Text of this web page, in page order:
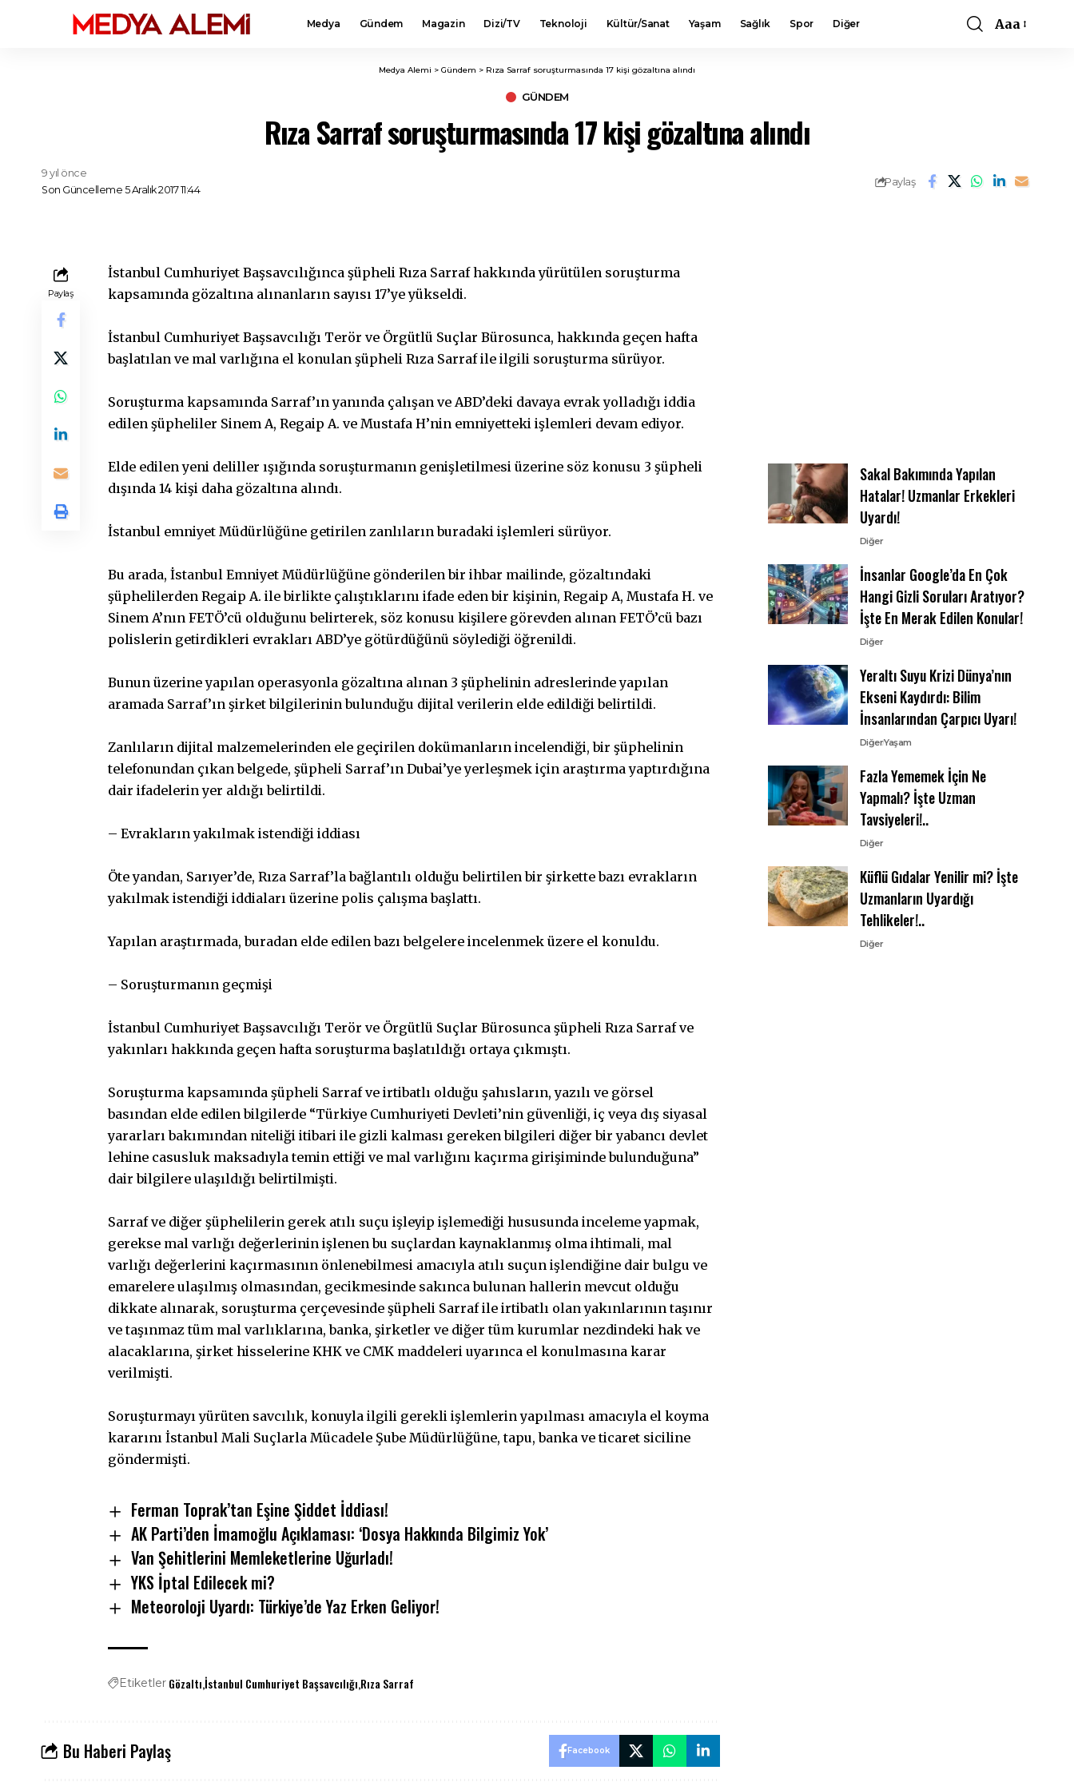
Medya Gündem Magazin Dizi/TV Teknoloji Kültür/Sanat Yaşam Sağlık Spor Diğer
Font
Aaa
Medya Alemi > Gündem > Rıza Sarraf soruşturmasında 17 kişi gözaltına alındı
GÜNDEM
Rıza Sarraf soruşturmasında 17 kişi gözaltına alındı
Son Güncelleme 5 Aralık 2017 11:44
9 yıl önce
Paylaş
Paylaş
İstanbul Cumhuriyet Başsavcılığınca şüpheli Rıza Sarraf hakkında yürütülen soruşturma
kapsamında gözaltına alınanların sayısı 17’ye yükseldi.
İstanbul Cumhuriyet Başsavcılığı Terör ve Örgütlü Suçlar Bürosunca, hakkında geçen hafta
başlatılan ve mal varlığına el konulan şüpheli Rıza Sarraf ile ilgili soruşturma sürüyor.
Soruşturma kapsamında Sarraf’ın yanında çalışan ve ABD’deki davaya evrak yolladığı iddia
edilen şüpheliler Sinem A, Regaip A. ve Mustafa H’nin emniyetteki işlemleri devam ediyor.
Elde edilen yeni deliller ışığında soruşturmanın genişletilmesi üzerine söz konusu 3 şüpheli
dışında 14 kişi daha gözaltına alındı.
İstanbul emniyet Müdürlüğüne getirilen zanlıların buradaki işlemleri sürüyor.
Bu arada, İstanbul Emniyet Müdürlüğüne gönderilen bir ihbar mailinde, gözaltındaki
şüphelilerden Regaip A. ile birlikte çalıştıklarını ifade eden bir kişinin, Regaip A, Mustafa H. ve
Sinem A’nın FETÖ’cü olduğunu belirterek, söz konusu kişilere görevden alınan FETÖ’cü bazı
polislerin getirdikleri evrakları ABD’ye götürdüğünü söylediği öğrenildi.
Bunun üzerine yapılan operasyonla gözaltına alınan 3 şüphelinin adreslerinde yapılan
aramada Sarraf’ın şirket bilgilerinin bulunduğu dijital verilerin elde edildiği belirtildi.
Zanlıların dijital malzemelerinden ele geçirilen dokümanların incelendiği, bir şüphelinin
telefonundan çıkan belgede, şüpheli Sarraf’ın Dubai’ye yerleşmek için araştırma yaptırdığına
dair ifadelerin yer aldığı belirtildi.
– Evrakların yakılmak istendiği iddiası
Öte yandan, Sarıyer’de, Rıza Sarraf’la bağlantılı olduğu belirtilen bir şirkette bazı evrakların
yakılmak istendiği iddiaları üzerine polis çalışma başlattı.
Yapılan araştırmada, buradan elde edilen bazı belgelere incelenmek üzere el konuldu.
– Soruşturmanın geçmişi
İstanbul Cumhuriyet Başsavcılığı Terör ve Örgütlü Suçlar Bürosunca şüpheli Rıza Sarraf ve
yakınları hakkında geçen hafta soruşturma başlatıldığı ortaya çıkmıştı.
Soruşturma kapsamında şüpheli Sarraf ve irtibatlı olduğu şahısların, yazılı ve görsel
basından elde edilen bilgilerde “Türkiye Cumhuriyeti Devleti’nin güvenliği, iç veya dış siyasal
yararları bakımından niteliği itibari ile gizli kalması gereken bilgileri diğer bir yabancı devlet
lehine casusluk maksadıyla temin ettiği ve mal varlığını kaçırma girişiminde bulunduğuna”
dair bilgilere ulaşıldığı belirtilmişti.
Sarraf ve diğer şüphelilerin gerek atılı suçu işleyip işlemediği hususunda inceleme yapmak,
gerekse mal varlığı değerlerinin işlenen bu suçlardan kaynaklanmış olma ihtimali, mal
varlığı değerlerini kaçırmasının önlenebilmesi amacıyla atılı suçun işlendiğine dair bulgu ve
emarelere ulaşılmış olmasından, gecikmesinde sakınca bulunan hallerin mevcut olduğu
dikkate alınarak, soruşturma çerçevesinde şüpheli Sarraf ile irtibatlı olan yakınlarının taşınır
ve taşınmaz tüm mal varlıklarına, banka, şirketler ve diğer tüm kurumlar nezdindeki hak ve
alacaklarına, şirket hisselerine KHK ve CMK maddeleri uyarınca el konulmasına karar
verilmişti.
Soruşturmayı yürüten savcılık, konuyla ilgili gerekli işlemlerin yapılması amacıyla el koyma
kararını İstanbul Mali Suçlarla Mücadele Şube Müdürlüğüne, tapu, banka ve ticaret siciline
göndermişti.
Ferman Toprak’tan Eşine Şiddet İddiası!
AK Parti’den İmamoğlu Açıklaması: ‘Dosya Hakkında Bilgimiz Yok’
Van Şehitlerini Memleketlerine Uğurladı!
YKS İptal Edilecek mi?
Meteoroloji Uyardı: Türkiye’de Yaz Erken Geliyor!
Etiketler Gözaltı İstanbul Cumhuriyet Başsavcılığı Rıza Sarraf
Bu Haberi Paylaş Facebook
Sakal Bakımında Yapılan
Hatalar! Uzmanlar Erkekleri
Uyardı!
Diğer
İnsanlar Google’da En Çok
Hangi Gizli Soruları Aratıyor?
İşte En Merak Edilen Konular!
Diğer
Yeraltı Suyu Krizi Dünya’nın
Ekseni Kaydırdı: Bilim
İnsanlarından Çarpıcı Uyarı!
DiğerYaşam
Fazla Yememek İçin Ne
Yapmalı? İşte Uzman
Tavsiyeleri!..
Diğer
Küflü Gıdalar Yenilir mi? İşte
Uzmanların Uyardığı
Tehlikeler!..
Diğer